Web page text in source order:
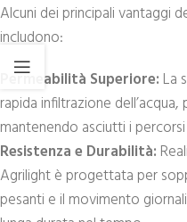
Alcuni dei principali vantaggi
includono:
Permeabilità Superiore: La
rapida infiltrazione
mantenendo asciutti i
Resistenza e Durabilità:
Agrilight è progettata per
pesanti e il movimento